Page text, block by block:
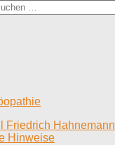
Friedrich Hahnemann
Hinweise